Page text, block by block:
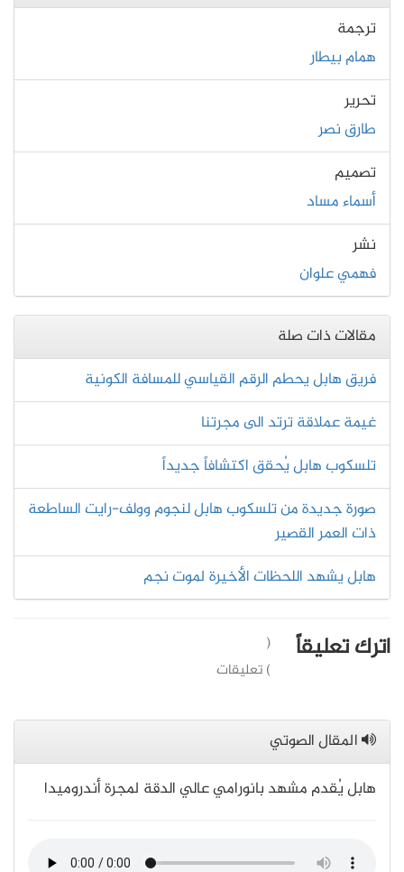
ترجمة
همام بيطار
تحرير
طارق نصر
تصميم
أسماء مساد
نشر
فهمي علوان
مقالات ذات صلة
فريق هابل يحطم الرقم القياسي للمسافة الكونية
غيمة عملاقة ترتد الى مجرتنا
تلسكوب هابل يُحقق اكتشافاً جديداً
صورة جديدة من تلسكوب هابل لنجوم وولف-رايت الساطعة
ذات العمر القصير
هابل يشهد اللحظات الأخيرة لموت نجم
اترك تعليقاً
(
) تعليقات
المقال الصوتي
هابل يُقدم مشهد بانورامي عالي الدقة لمجرة أندروميدا